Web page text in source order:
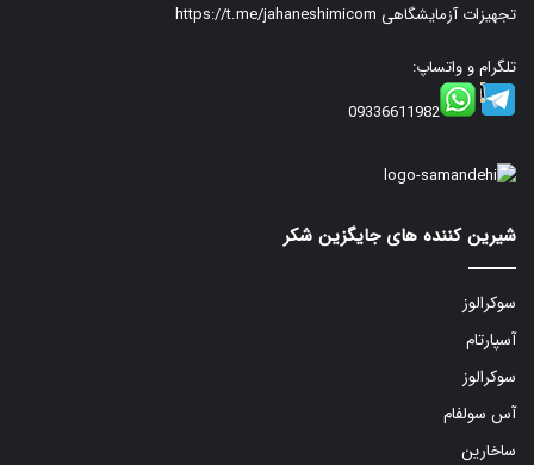
تجهیزات آزمایشگاهی https://t.me/jahaneshimicom
تلگرام و واتساپ:
09336611982
شیرین کننده های جایگزین شکر
سوکرالوز
آسپارتام
سوکرالوز
آس سولفام
ساخارین